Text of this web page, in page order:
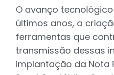
O avanço
últimos anos, a
ferramentas que
transmissão dessas
implantação da Nota